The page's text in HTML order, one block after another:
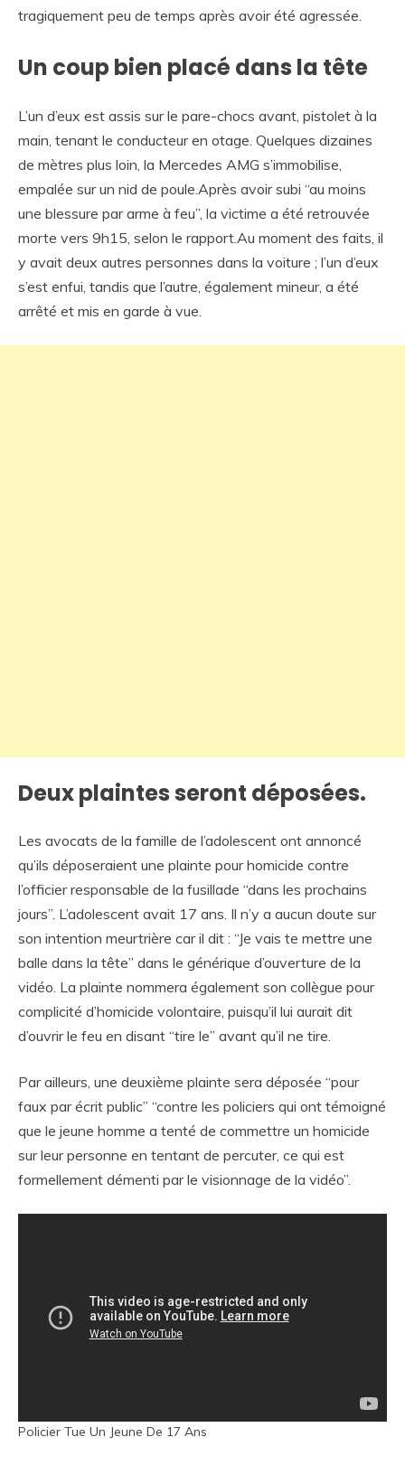
tragiquement peu de temps après avoir été agressée.
Un coup bien placé dans la tête
L’un d’eux est assis sur le pare-chocs avant, pistolet à la
main, tenant le conducteur en otage. Quelques dizaines
de mètres plus loin, la Mercedes AMG s’immobilise,
empalée sur un nid de poule.Après avoir subi “au moins
une blessure par arme à feu”, la victime a été retrouvée
morte vers 9h15, selon le rapport.Au moment des faits, il
y avait deux autres personnes dans la voiture ; l’un d’eux
s’est enfui, tandis que l’autre, également mineur, a été
arrêté et mis en garde à vue.
Deux plaintes seront déposées.
Les avocats de la famille de l’adolescent ont annoncé
qu’ils déposeraient une plainte pour homicide contre
l’officier responsable de la fusillade “dans les prochains
jours”. L’adolescent avait 17 ans. Il n’y a aucun doute sur
son intention meurtrière car il dit : “Je vais te mettre une
balle dans la tête” dans le générique d’ouverture de la
vidéo. La plainte nommera également son collègue pour
complicité d’homicide volontaire, puisqu’il lui aurait dit
d’ouvrir le feu en disant “tire le” avant qu’il ne tire.
Par ailleurs, une deuxième plainte sera déposée “pour
faux par écrit public” “contre les policiers qui ont témoigné
que le jeune homme a tenté de commettre un homicide
sur leur personne en tentant de percuter, ce qui est
formellement démenti par le visionnage de la vidéo”.
Policier Tue Un Jeune De 17 Ans